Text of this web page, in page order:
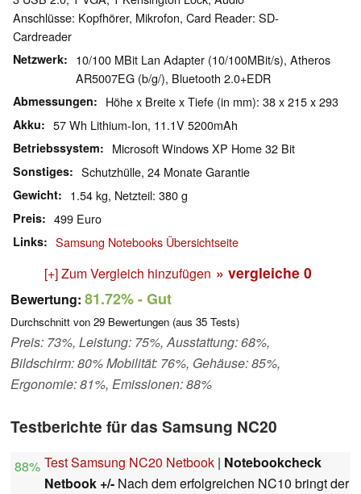
Anschlüsse: Kopfhörer, Mikrofon, Card Reader: SD-
Cardreader
Netzwerk
10/100 MBit Lan Adapter (10/100MBit/s), Atheros
AR5007EG (b/g/), Bluetooth 2.0+EDR
Abmessungen Höhe x Breite x Tiefe (in mm): 38 x 215 x 293
Akku 57 Wh Lithium-Ion, 11.1V 5200mAh
Betriebssystem Microsoft Windows XP Home 32 Bit
Sonstiges Schutzhülle, 24 Monate Garantie
Gewicht 1.54 kg, Netzteil: 380 g
Preis 499 Euro
Links Samsung Notebooks Übersichtseite
[+] Zum Vergleich hinzufügen » vergleiche 0
Bewertung: 81.72%- Gut
Durchschnitt von 29 Bewertungen (aus 35 Tests)
Preis: 73%, Leistung: 75%, Ausstattung: 68%,
Bildschirm: 80% Mobilität: 76%, Gehäuse: 85%,
Ergonomie: 81%, Emissionen: 88%
Testberichte für das Samsung NC20
88% Test Samsung NC20 Netbook | Notebookcheck
Netbook +/- Nach dem erfolgreichen NC10 bringt der